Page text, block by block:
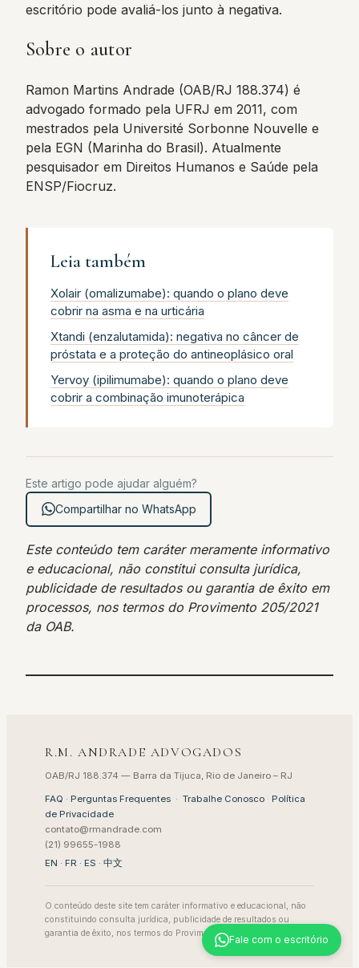
escritório pode avaliá-los junto à negativa.
Sobre o autor
Ramon Martins Andrade (OAB/RJ 188.374) é
advogado formado pela UFRJ em 2011, com
mestrados pela Université Sorbonne Nouvelle e
pela EGN (Marinha do Brasil). Atualmente
pesquisador em Direitos Humanos e Saúde pela
ENSP/Fiocruz.
Leia também
Xolair (omalizumabe): quando o plano deve
cobrir na asma e na urticária
Xtandi (enzalutamida): negativa no câncer de
próstata e a proteção do antineoplásico oral
Yervoy (ipilimumabe): quando o plano deve
cobrir a combinação imunoterápica
Este artigo pode ajudar alguém?
Compartilhar no WhatsApp
Este conteúdo tem caráter meramente informativo
e educacional, não constitui consulta jurídica,
publicidade de resultados ou garantia de êxito em
processos, nos termos do Provimento 205/2021
da OAB.
R.M. ANDRADE ADVOGADOS
OAB/RJ 188.374 — Barra da Tijuca, Rio de Janeiro – RJ
FAQ · Perguntas Frequentes · Trabalhe Conosco · Política
de Privacidade
contato@rmandrade.com
(21) 99655-1988
EN · FR · ES · 中文
O conteúdo deste site tem caráter informativo e educacional, não
constituindo consulta jurídica, publicidade de resultados ou
garantia de êxito, nos termos do Provimento 205/2021 da OAB.
Fale com o escritório